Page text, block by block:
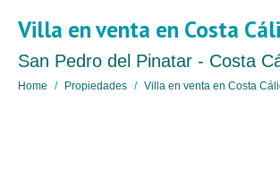
Villa en venta en Costa
San Pedro del Pinatar - Costa
Home Propiedades Villa en venta en Costa